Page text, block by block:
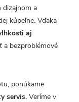
dizajnom a
kúpeľne. Vďaka
aj
a bezproblémové
ponúkame
servis. Veríme v